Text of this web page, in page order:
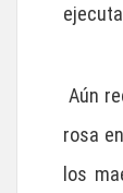
Aún
rosa
los